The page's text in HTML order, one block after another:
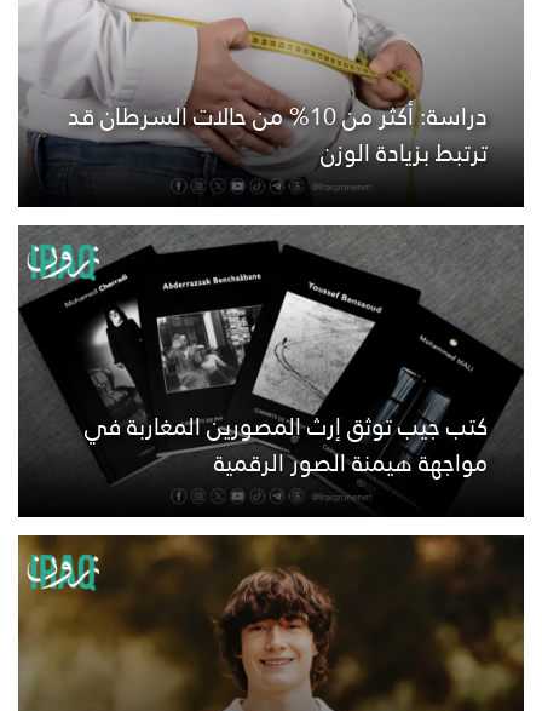
دراسة: أكثر من 10% من حالات السرطان قد
ترتبط بزيادة الوزن
كتب جيب توثق إرث المصورين المغاربة في
مواجهة هيمنة الصور الرقمية